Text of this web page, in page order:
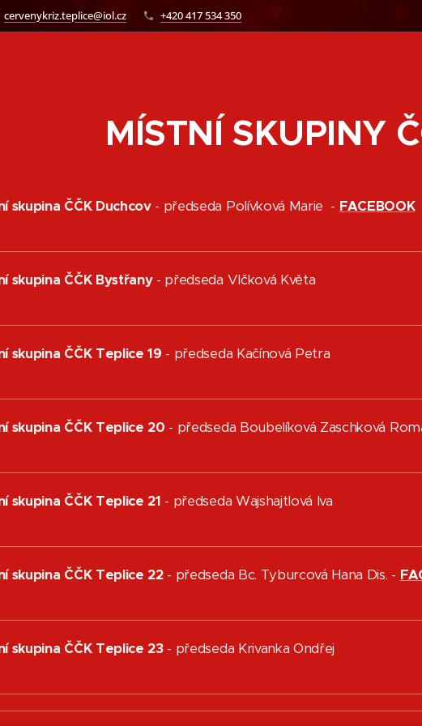
cervenykriz.teplice@iol.cz +420 417 534 350
MÍSTNÍ SKUPINY
skupina ČČK Duchcov- předseda Polívková Marie - FACEBOOK
skupina ČČK Bystřany - předseda Vlčková Květa
skupina ČČK Teplice 19 - předseda Kačínová Petra
skupina ČČK Teplice 20 - předseda Boubelíková Zaschková
skupina ČČK Teplice 21 - předseda Wajshajtlová Iva
skupina ČČK Teplice 22- předseda Bc. Tyburcová Hana Dis. -
skupina ČČK Teplice 23- předseda Krivanka Ondřej